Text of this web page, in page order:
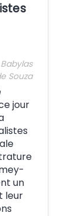
Souza
jour
un
leur